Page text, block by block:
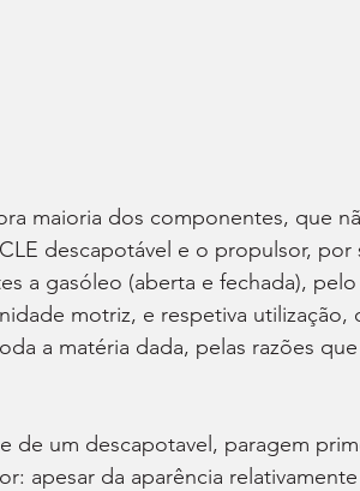
maioria dos componentes, que
descapotável e o propulsor,
a gasóleo (aberta e fechada),
motriz, e respetiva
a matéria dada, pelas razões
de um descapotavel, paragem
apesar da aparência